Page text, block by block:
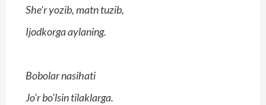
She'r yozib, matn tuzib,
Ijodkorga aylaning.
Bobolar nasihati
Jo'r bo'lsin tilaklarga.